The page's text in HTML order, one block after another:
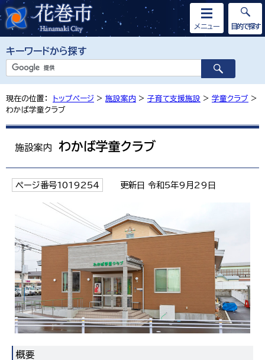
キーワードから探す
メニュー 目的で探す
現在の位置： トップページ > 施設案内 > 子育て支援施設 > 学童クラブ >
わかば学童クラブ
施設案内 わかば学童クラブ
ページ番号1019254 更新日 令和5年9月29日
概要